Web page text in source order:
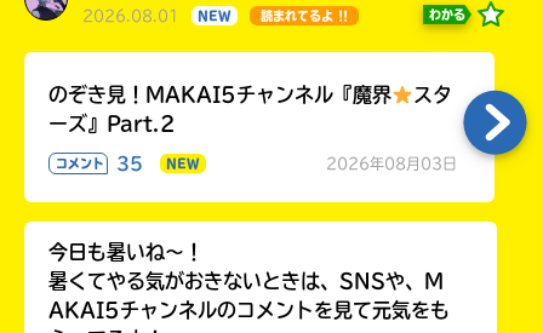
2026.08.01 NEW 読まれてるよ !! わかる
のぞき見！MAKAI5チャンネル『魔界
スタ
ーズ』Part.2
コメント 35 NEW 2026年08月03日
今日も暑いね〜！
暑くてやる気がおきないときは、SNSや、M
AKAI5チャンネルのコメントを見て元気をも